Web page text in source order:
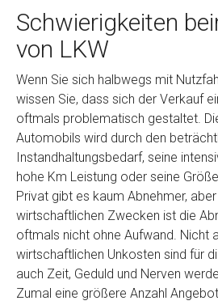
Schwierigkeiten
von LKW
Wenn Sie sich halbwegs mit
wissen Sie, dass sich der Verkauf
oftmals problematisch gestaltet.
Automobils wird durch den
Instandhaltungsbedarf, seine
hohe Km Leistung oder seine
Privat gibt es kaum Abnehmer,
wirtschaftlichen Zwecken ist die
oftmals nicht ohne Aufwand. Nicht
wirtschaftlichen Unkosten sind für
auch Zeit, Geduld und Nerven
Zumal eine größere Anzahl